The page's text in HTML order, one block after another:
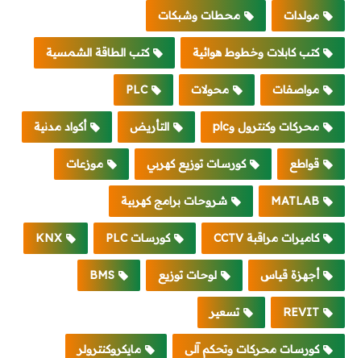
مولدات محطات وشبكات
كتب كابلات وخطوط هوائية كتب الطاقة الشمسية
مواصفات محولات PLC
محركات وكنترول وplc التأريض أكواد مدنية
قواطع كورسات توزيع كهربي موزعات
MATLAB شروحات برامج كهربية
كاميرات مراقبة CCTV كورسات PLC KNX
أجهزة قياس لوحات توزيع BMS
REVIT تسعير
كورسات محركات وتحكم آلى مايكروكنترولر